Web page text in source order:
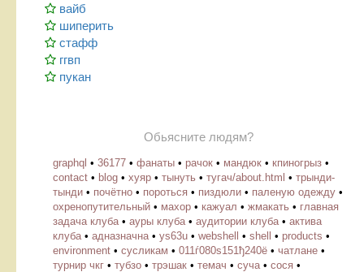
вайб
шиперить
стафф
ггвп
пукан
Обьясните людям?
graphql • 36177 • фанаты • рачок • мандюк • кпиногрыз •
contact • blog • хуяр • тынуть • тугач/about.html • трынди-
тынди • почётно • пороться • пиздюли • паленую одежду •
охренопутительный • махор • кажуал • жмакать • главная
задача клуба • ауры клуба • аудитории клуба • актива
клуба • адназначна • ys63u • webshell • shell • products •
environment • cусликам • 011ѓ080ѕ151ђ240ё • чатлане •
турнир чкг • тубзо • трэшак • темач • суча • сося •